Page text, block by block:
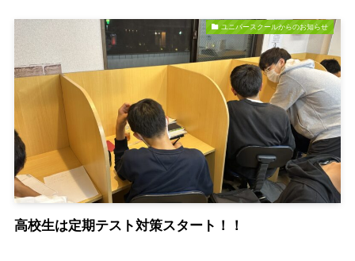
ユニバースクールからのお知らせ
高校生は定期テスト対策スタート！！